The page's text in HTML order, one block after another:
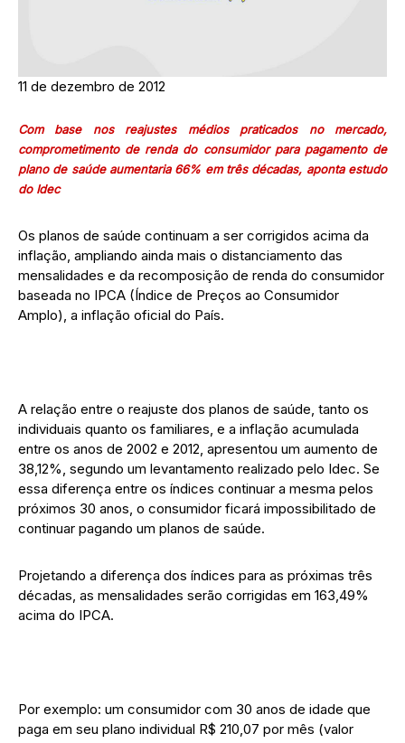
11 de dezembro de 2012
Com base nos reajustes médios praticados no mercado,
comprometimento de renda do consumidor para pagamento de
plano de saúde aumentaria 66% em três décadas, aponta estudo
do Idec
Os planos de saúde continuam a ser corrigidos acima da
inflação, ampliando ainda mais o distanciamento das
mensalidades e da recomposição de renda do consumidor
baseada no IPCA (Índice de Preços ao Consumidor
Amplo), a inflação oficial do País.
A relação entre o reajuste dos planos de saúde, tanto os
individuais quanto os familiares, e a inflação acumulada
entre os anos de 2002 e 2012, apresentou um aumento de
38,12%, segundo um levantamento realizado pelo Idec. Se
essa diferença entre os índices continuar a mesma pelos
próximos 30 anos, o consumidor ficará impossibilitado de
continuar pagando um planos de saúde.
Projetando a diferença dos índices para as próximas três
décadas, as mensalidades serão corrigidas em 163,49%
acima do IPCA.
Por exemplo: um consumidor com 30 anos de idade que
paga em seu plano individual R$ 210,07 por mês (valor